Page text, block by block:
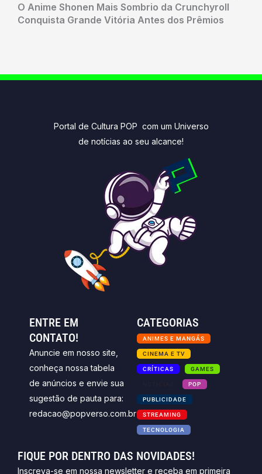
O Anime Shonen Mais Sombrio da Crunchyroll
Conquista Grande Vitória Antes dos Prêmios
Portal de Cultura POP com um Universo
de notícias ao seu alcance!
ENTRE EM
CONTATO!
Anuncie em nosso site,
conheça nossa tabela
de anúncios e envie sua
sugestão de pauta para:
redacao@popverso.com.br
CATEGORIAS
ANIMES E MANGÁS
CINEMA E TV
CRÍTICAS GAMES
POP
PUBLICIDADE
STREAMING
TECNOLOGIA
FIQUE POR DENTRO DAS NOVIDADES!
Inscreva-se em nossa newsletter e receba em primeira